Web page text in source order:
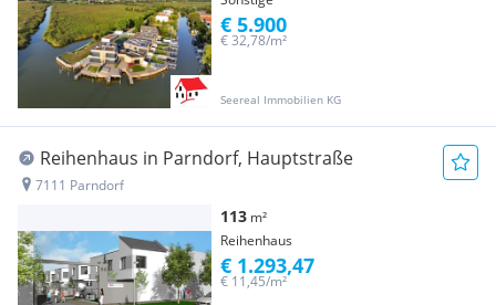
Seereal Immobilien KG
€ 32,78/m²
€ 5.900
Reihenhaus in Parndorf, Hauptstraße
7111 Parndorf
113 m²
Reihenhaus
€ 11,45/m²
€ 1.293,47